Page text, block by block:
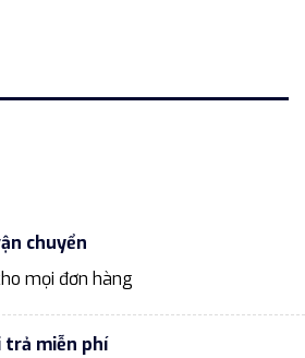
chuyển
mọi đơn hàng
trả miễn phí